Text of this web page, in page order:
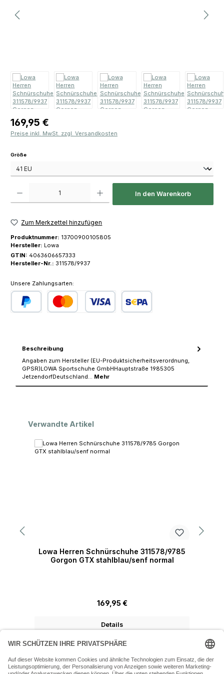
Regulärer Preis:
169,95 €
Preise inkl. MwSt. zzgl. Versandkosten
Größeauswählen
In den Warenkorb
Zum Merkzettel hinzufügen
Produktnummer: 13700900105805
Hersteller: Lowa
GTIN: 4063606657333
Hersteller-Nr.: 311578/9937
Unsere Zahlungsarten:
Beschreibung
Angaben zum Hersteller (EU-Produktsicherheitsverordnung,
GPSR)LOWA Sportschuhe GmbHHauptstraße 1985305
JetzendorfDeutschland… Mehr
Produktgalerie überspringen
Verwandte Artikel
Lowa Herren Schnürschuhe 311578/9785
Gorgon GTX stahlblau/senf normal
Regulärer Preis:
169,95 €
Details
07243 54050 (Mo-Fr: 9.30 - 18:30 Uhr Sa: 9:30 - 16 Uhr)